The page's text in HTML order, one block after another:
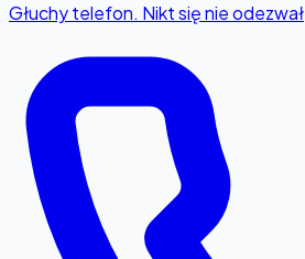
Głuchy telefon. Nikt się nie odezwał